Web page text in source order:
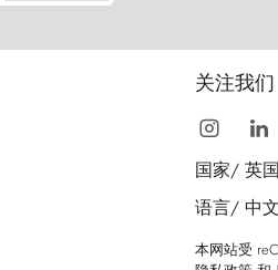
关注我们
国家/ 英国
语言/ 中文
本网站受